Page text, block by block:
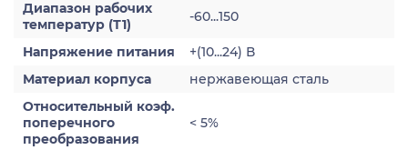
Диапазон рабочих
температур (Т1)
-60...150
Напряжение питания
+(10...24) В
Материал корпуса
нержавеющая сталь
Относительный коэф.
поперечного
преобразования
< 5%